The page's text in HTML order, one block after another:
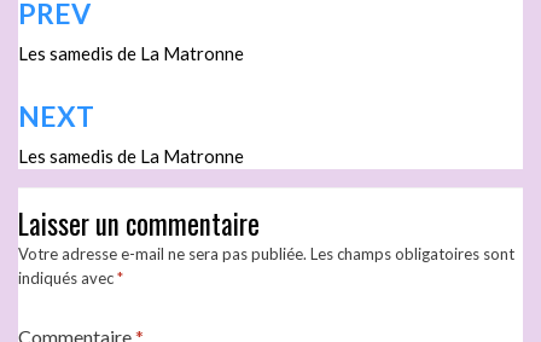
PREV
Les samedis de La Matronne
NEXT
Les samedis de La Matronne
Laisser un commentaire
Votre adresse e-mail ne sera pas publiée. Les champs obligatoires sont
indiqués avec*
Commentaire*